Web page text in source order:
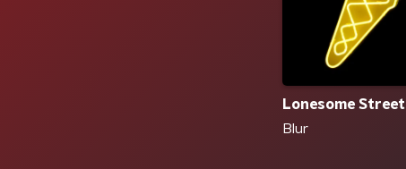
Lonesome Street
Blur